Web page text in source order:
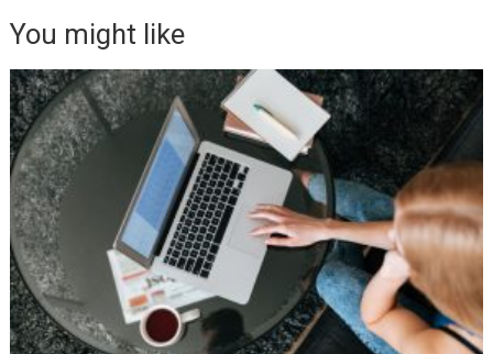
You might like